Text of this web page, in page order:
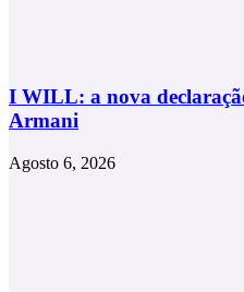
I WILL: a nova
Armani
Agosto 6, 2026